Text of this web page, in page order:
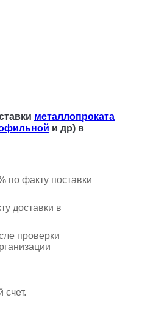
металлопроката
и др) в
по факту поставки
доставки в
проверки
счет.